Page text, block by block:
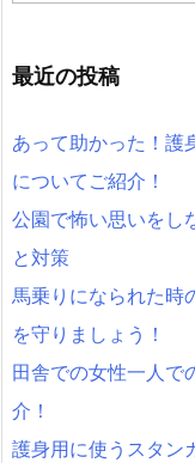
最近の投稿
あって助かった！護
についてご紹介！
公園で怖い思いをし
と対策
馬乗りになられた時
を守りましょう！
田舎での女性一人で
介！
護身用に使うスタン